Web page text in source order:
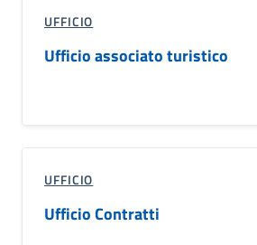
UFFICIO
Ufficio associato turistico
UFFICIO
Ufficio Contratti